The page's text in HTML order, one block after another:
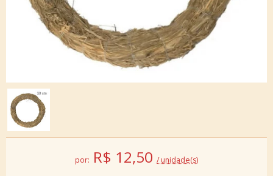
por: R$ 12,50 / unidade(s)